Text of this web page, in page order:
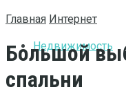
Недвижимость
Главная Интернет
Большой
спальни